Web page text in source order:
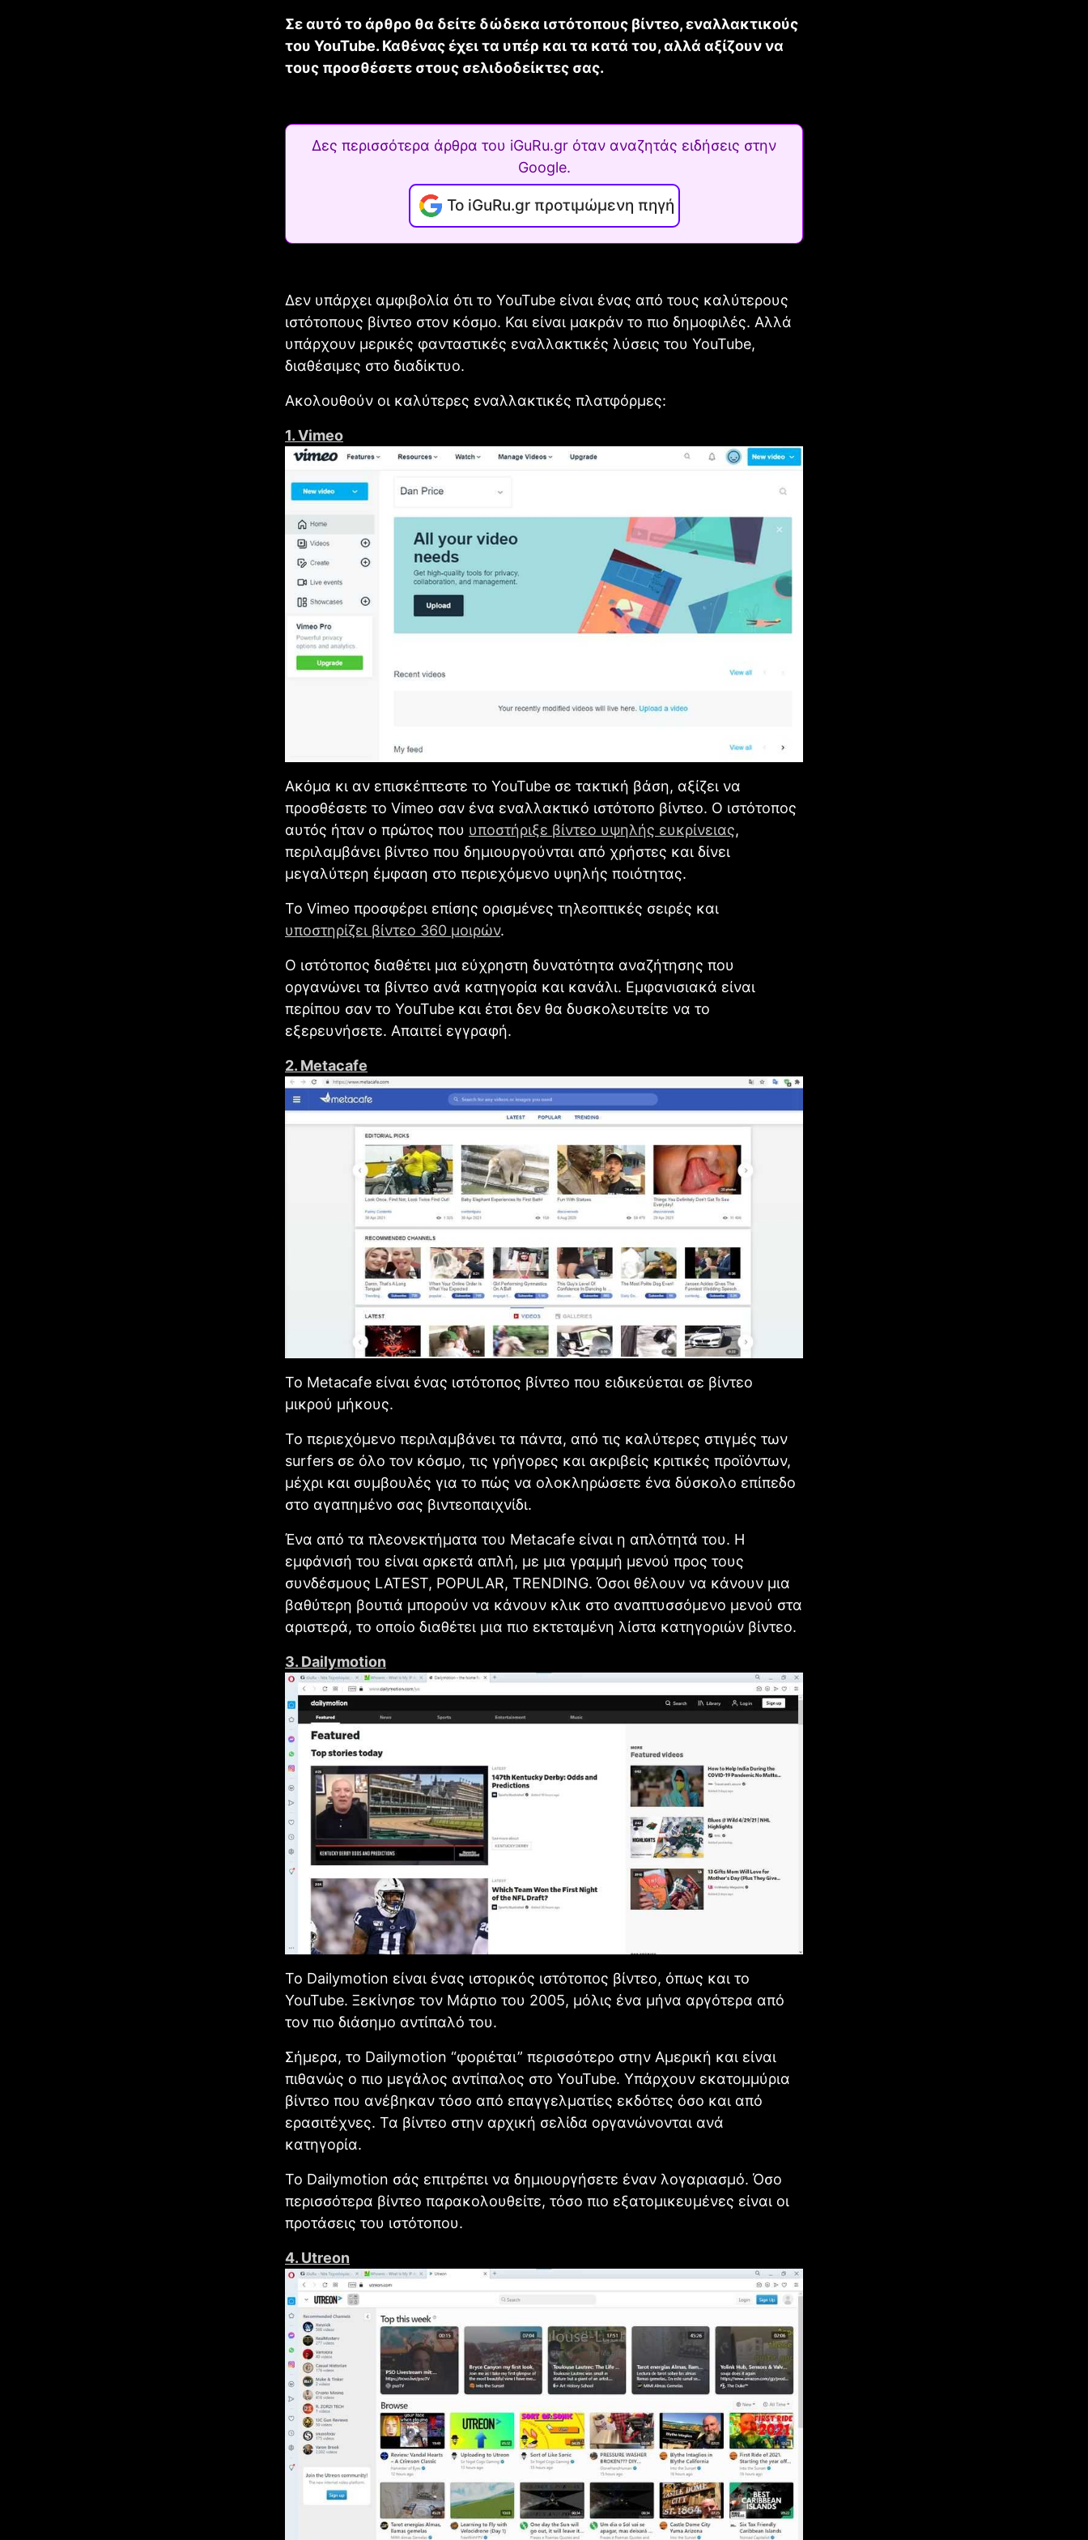
Σε αυτό το άρθρο θα δείτε δώδεκα ιστότοπους βίντεο, εναλλακτικούς
του YouTube. Καθένας έχει τα υπέρ και τα κατά του, αλλά αξίζουν να
τους προσθέσετε στους σελιδοδείκτες σας.
Δες περισσότερα άρθρα του iGuRu.gr όταν αναζητάς ειδήσεις στην
Google.
Το iGuRu.gr προτιμώμενη πηγή
Δεν υπάρχει αμφιβολία ότι το YouTube είναι ένας από τους καλύτερους
ιστότοπους βίντεο στον κόσμο. Και είναι μακράν το πιο δημοφιλές. Αλλά
υπάρχουν μερικές φανταστικές εναλλακτικές λύσεις του YouTube,
διαθέσιμες στο διαδίκτυο.
Ακολουθούν οι καλύτερες εναλλακτικές πλατφόρμες:
1. Vimeo
Ακόμα κι αν επισκέπτεστε το YouTube σε τακτική βάση, αξίζει να
προσθέσετε το Vimeo σαν ένα εναλλακτικό ιστότοπο βίντεο. Ο ιστότοπος
αυτός ήταν ο πρώτος που υποστήριξε βίντεο υψηλής ευκρίνειας,
περιλαμβάνει βίντεο που δημιουργούνται από χρήστες και δίνει
μεγαλύτερη έμφαση στο περιεχόμενο υψηλής ποιότητας.
Το Vimeo προσφέρει επίσης ορισμένες τηλεοπτικές σειρές και
υποστηρίζει βίντεο 360 μοιρών.
Ο ιστότοπος διαθέτει μια εύχρηστη δυνατότητα αναζήτησης που
οργανώνει τα βίντεο ανά κατηγορία και κανάλι. Εμφανισιακά είναι
περίπου σαν το YouTube και έτσι δεν θα δυσκολευτείτε να το
εξερευνήσετε. Απαιτεί εγγραφή.
2. Metacafe
Το Metacafe είναι ένας ιστότοπος βίντεο που ειδικεύεται σε βίντεο
μικρού μήκους.
Το περιεχόμενο περιλαμβάνει τα πάντα, από τις καλύτερες στιγμές των
surfers σε όλο τον κόσμο, τις γρήγορες και ακριβείς κριτικές προϊόντων,
μέχρι και συμβουλές για το πώς να ολοκληρώσετε ένα δύσκολο επίπεδο
στο αγαπημένο σας βιντεοπαιχνίδι.
Ένα από τα πλεονεκτήματα του Metacafe είναι η απλότητά του. Η
εμφάνισή του είναι αρκετά απλή, με μια γραμμή μενού προς τους
συνδέσμους LATEST, POPULAR, TRENDING. Όσοι θέλουν να κάνουν μια
βαθύτερη βουτιά μπορούν να κάνουν κλικ στο αναπτυσσόμενο μενού στα
αριστερά, το οποίο διαθέτει μια πιο εκτεταμένη λίστα κατηγοριών βίντεο.
3. Dailymotion
Το Dailymotion είναι ένας ιστορικός ιστότοπος βίντεο, όπως και το
YouTube. Ξεκίνησε τον Μάρτιο του 2005, μόλις ένα μήνα αργότερα από
τον πιο διάσημο αντίπαλό του.
Σήμερα, το Dailymotion “φοριέται” περισσότερο στην Αμερική και είναι
πιθανώς ο πιο μεγάλος αντίπαλος στο YouTube. Υπάρχουν εκατομμύρια
βίντεο που ανέβηκαν τόσο από επαγγελματίες εκδότες όσο και από
ερασιτέχνες. Τα βίντεο στην αρχική σελίδα οργανώνονται ανά
κατηγορία.
Το Dailymotion σάς επιτρέπει να δημιουργήσετε έναν λογαριασμό. Όσο
περισσότερα βίντεο παρακολουθείτε, τόσο πιο εξατομικευμένες είναι οι
προτάσεις του ιστότοπου.
4. Utreon